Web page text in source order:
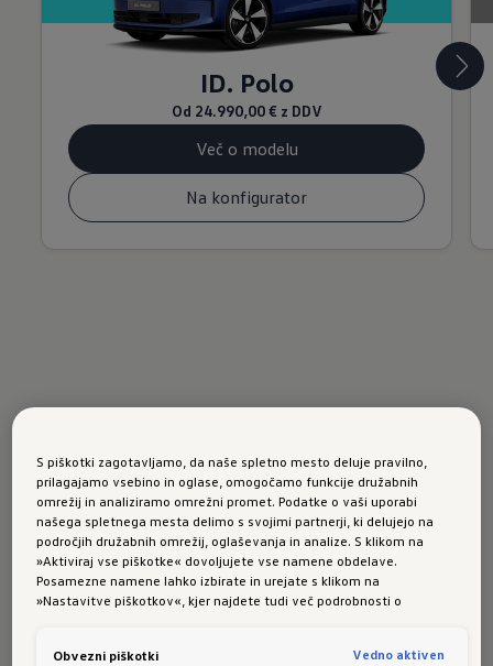
ID. Polo
Od 24.990,00 € z DDV
Več o modelu
Na konfigurator
Aktualneponudbe
Odkrijte naše aktualne modele, promocijske
ponudbe ter druge ugodnostiin izvedite več o
novostih iz sveta Volkswagen.
S piškotki zagotavljamo, da naše spletno mesto deluje pravilno,
prilagajamo vsebino in oglase, omogočamo funkcije družabnih
omrežij in analiziramo omrežni promet. Podatke o vaši uporabi
našega spletnega mesta delimo s svojimi partnerji, ki delujejo na
področjih družabnih omrežij, oglaševanja in analize. S klikom na
»Aktiviraj vse piškotke« dovoljujete vse namene obdelave.
Posamezne namene lahko izbirate in urejate s klikom na
»Nastavitve piškotkov«, kjer najdete tudi več podrobnosti o
Obvezni piškotki
Vedno aktiven